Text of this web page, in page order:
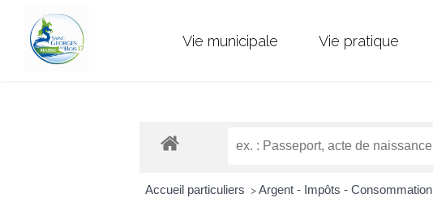
Vie municipale Vie pratique
Accueil particuliers > Argent - Impôts - Consommation